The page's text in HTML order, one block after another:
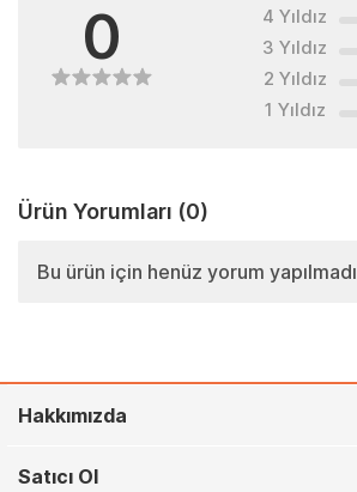
0 4 Yıldız
3 Yıldız
2 Yıldız
1 Yıldız
Ürün Yorumları (0)
Bu ürün için henüz yorum yapılmadı
Hakkımızda
Satıcı Ol